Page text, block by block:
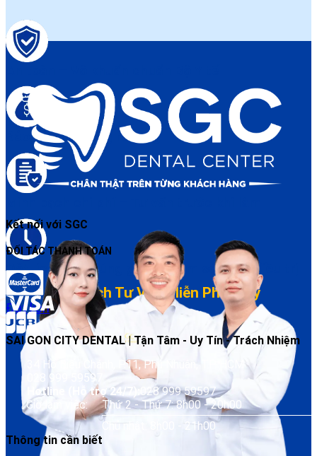
Bảo hành điều trị rõ ràng
Đặt lịch dễ – Đúng giờ – Chăm sóc sau điều trị
Đặt Lịch Tư Vấn Miễn Phí Ngay
Đặt lịch
Kết nối với SGC
ĐỐI TÁC THANH TOÁN
SAI GON CITY DENTAL | Tận Tâm - Uy Tín - Trách Nhiệm
34 Hồ Biểu Chánh, P.11, Phú Nhuận, TP. HCM
028 999 59597
Hotline (Hỗ trợ 24/7): 028 999 59597
Giờ làm việc:
Thứ 2 - Thứ 7: 8h00 - 20h00
Chủ nhật: 8h00 - 21h00
Thông tin cần biết